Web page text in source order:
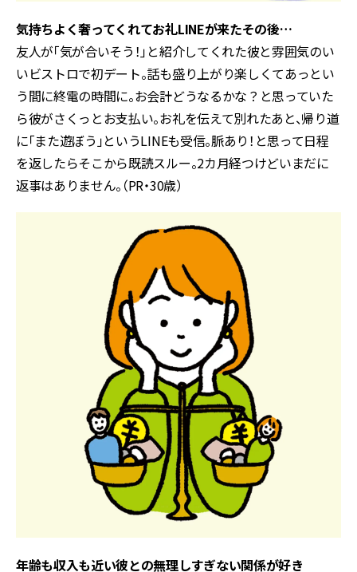
気持ちよく奢ってくれてお礼LINEが来たその後…
友人が「気が合いそう！」と紹介してくれた彼と雰囲気のい
いビストロで初デート。話も盛り上がり楽しくてあっとい
う間に終電の時間に。お会計どうなるかな？と思っていた
ら彼がさくっとお支払い。お礼を伝えて別れたあと、帰り道
に「また遊ぼう」というLINEも受信。脈あり！と思って日程
を返したらそこから既読スルー。2カ月経つけどいまだに
返事はありません。（PR・30歳）
年齢も収入も近い彼との無理しすぎない関係が好き